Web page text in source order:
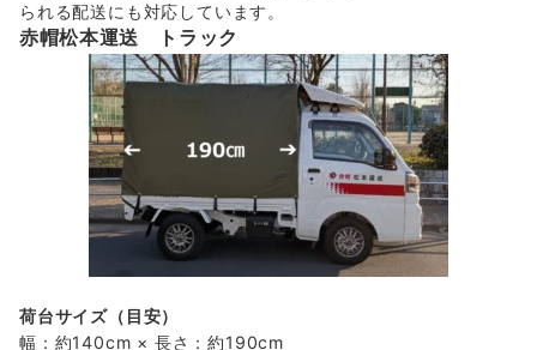
られる配送にも対応しています。
赤帽松本運送 トラック
荷台サイズ（目安）
幅：約140cm × 長さ：約190cm